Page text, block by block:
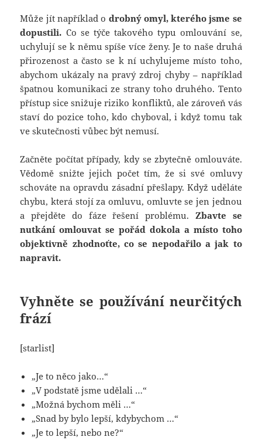
Může jít například o drobný omyl, kterého jsme se
dopustili. Co se týče takového typu omlouvání se,
uchylují se k němu spíše více ženy. Je to naše druhá
přirozenost a často se k ní uchylujeme místo toho,
abychom ukázaly na pravý zdroj chyby – například
špatnou komunikaci ze strany toho druhého. Tento
přístup sice snižuje riziko konfliktů, ale zároveň vás
staví do pozice toho, kdo chyboval, i když tomu tak
ve skutečnosti vůbec být nemusí.
Začněte počítat případy, kdy se zbytečně omlouváte.
Vědomě snižte jejich počet tím, že si své omluvy
schováte na opravdu zásadní přešlapy. Když uděláte
chybu, která stojí za omluvu, omluvte se jen jednou
a přejděte do fáze řešení problému. Zbavte se
nutkání omlouvat se pořád dokola a místo toho
objektivně zhodnoťte, co se nepodařilo a jak to
napravit.
Vyhněte se používání neurčitých
frází
[starlist]
„Je to něco jako…“
„V podstatě jsme udělali …“
„Možná bychom měli …“
„Snad by bylo lepší, kdybychom …“
„Je to lepší, nebo ne?“